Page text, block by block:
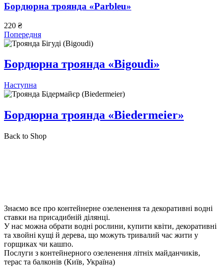
Бордюрна троянда «Parbleu»
220 ₴
Попередня
Бордюрна троянда «Bigoudi»
Наступна
Бордюрна троянда «Biedermeier»
Back to Shop
Знаємо все про контейнерне озеленення та декоративні водні
ставки на присадибній ділянці.
У нас можна обрати водні рослини, купити квіти, декоративні
та хвойні кущі й дерева, що можуть тривалий час жити у
горщиках чи кашпо.
Послуги з контейнерного озеленення літніх майданчиків,
терас та балконів (Київ, Україна)